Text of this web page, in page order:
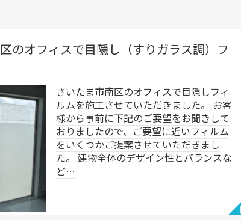
目隠し（すりガラス調）フ
ま市南区のオフィスで目隠しフィ
施工させていただきました。 お客
事前に下記のご要望をお聞きして
したので、ご要望に近いフィルム
つかご提案させていただきまし
物全体のデザイン性とバランスな